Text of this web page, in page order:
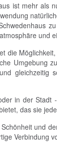
ist mehr als
und
die
Umgebung
gleichzeitig
in der Stadt
das sie
und
Verbindung